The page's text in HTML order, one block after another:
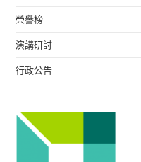
榮譽榜
演講研討
行政公告